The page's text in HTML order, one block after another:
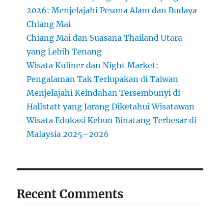
2026: Menjelajahi Pesona Alam dan Budaya
Chiang Mai
Chiang Mai dan Suasana Thailand Utara
yang Lebih Tenang
Wisata Kuliner dan Night Market:
Pengalaman Tak Terlupakan di Taiwan
Menjelajahi Keindahan Tersembunyi di
Hallstatt yang Jarang Diketahui Wisatawan
Wisata Edukasi Kebun Binatang Terbesar di
Malaysia 2025–2026
Recent Comments